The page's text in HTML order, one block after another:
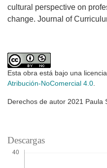
cultural perspective on
change. Journal of
Esta obra está bajo una
Atribución-NoComercial 4.0.
Derechos de autor 2021 Paula
Descargas